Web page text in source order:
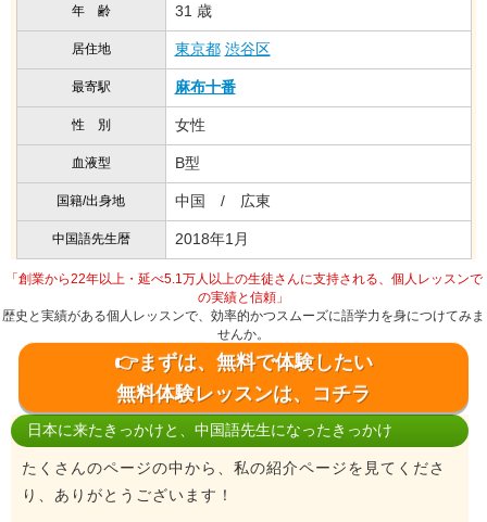
年 齢 31 歳
居住地 東京都 渋谷区
最寄駅 麻布十番
性 別 女性
血液型 B型
国籍/出身地 中国 / 広東
中国語先生暦 2018年1月
「創業から22年以上・延べ5.1万人以上の生徒さんに支持される、個人レッスンで
の実績と信頼」
歴史と実績がある個人レッスンで、効率的かつスムーズに語学力を身につけてみま
せんか。
👉まずは、無料で体験したい
無料体験レッスンは、コチラ
日本に来たきっかけと、中国語先生になったきっかけ
たくさんのページの中から、私の紹介ページを見てくださ
り、ありがとうございます！